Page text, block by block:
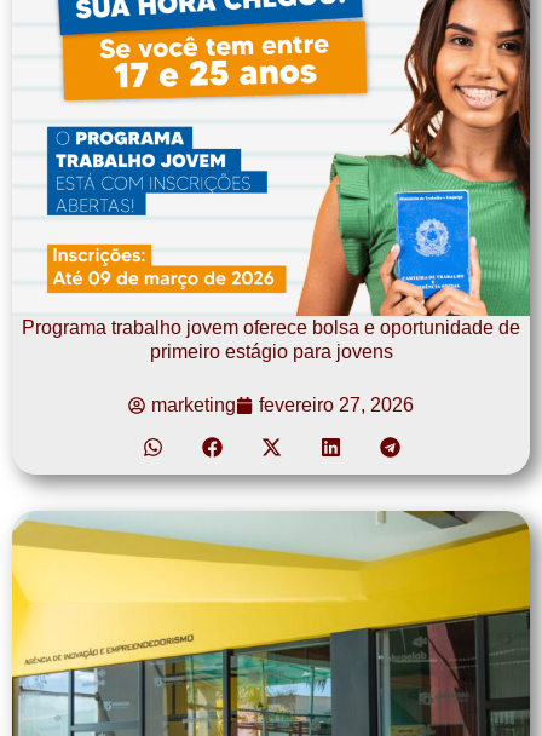
Programa trabalho jovem oferece bolsa e oportunidade de
primeiro estágio para jovens
marketing fevereiro 27, 2026